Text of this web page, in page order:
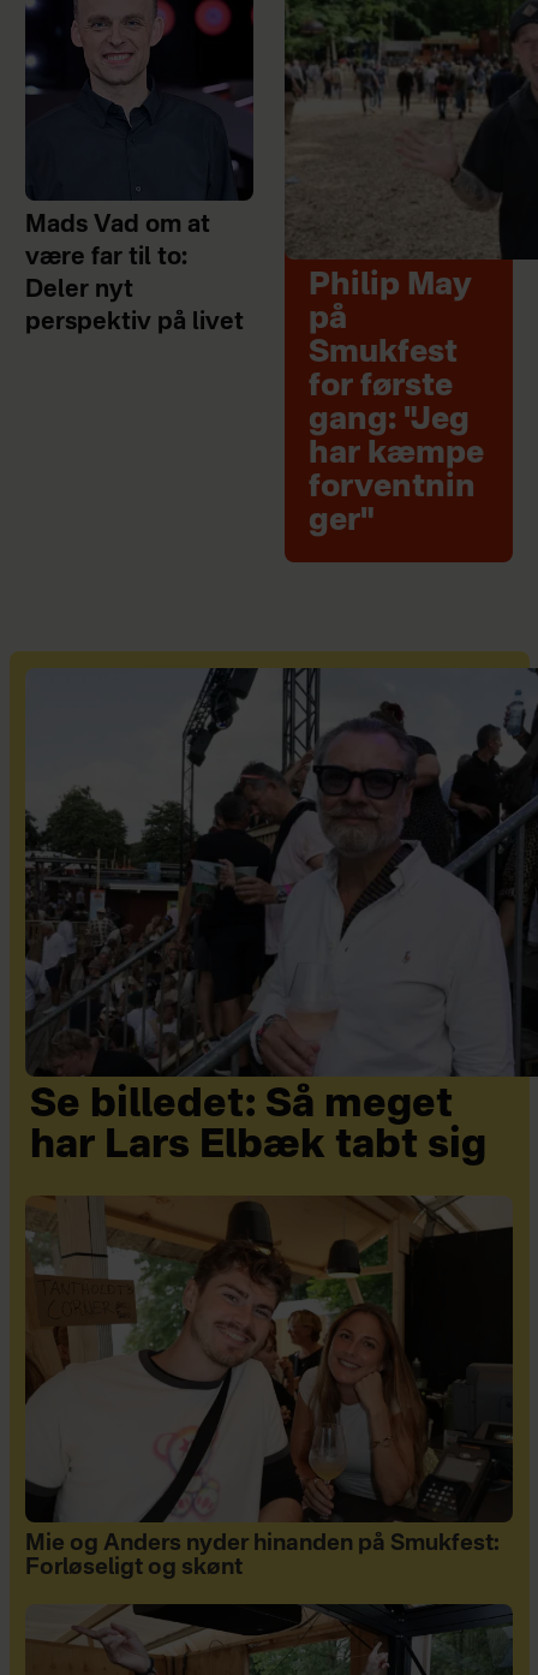
Mads Vad om at
være far til to:
Deler nyt
perspektiv på livet
Philip May
på
Smukfest
for første
gang: "Jeg
har kæmpe
forventnin
ger"
Se billedet: Så meget
har Lars Elbæk tabt sig
Mie og Anders nyder hinanden på Smukfest:
Forløseligt og skønt